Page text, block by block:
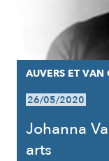
AUVERS ET VAN
26/05/2020
Johanna
arts